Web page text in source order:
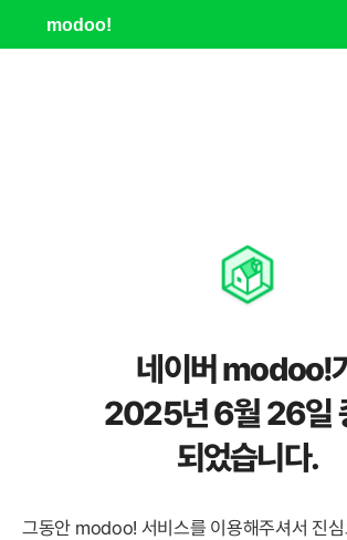
modoo!
네이버 modoo!
2025년 6월 26일
되었습니다.
그동안 modoo! 서비스를 이용해주셔서 진심